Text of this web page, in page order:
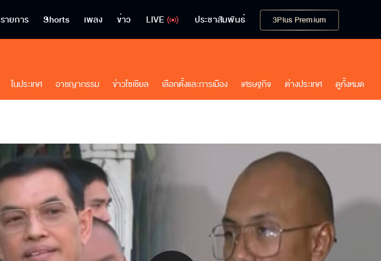
รายการ Shorts เพลง ข่าว LIVE ประชาสัมพันธ์ 3Plus Premium
ในประเทศ อาชญากรรม ข่าวโซเชียล เลือกตั้งและการเมือง เศรษฐกิจ ต่างประเทศ ดูทั้งหมด